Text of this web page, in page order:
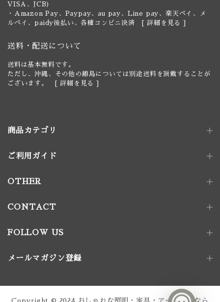
VISA、JCB)
・Amazon Pay、Paypay、au pay、Line pay、楽天ペイ、メ
ルペイ、paidy後払い、各種コンビニ決済 [ 詳細を見る ]
送料・配送について
送料は基本無料です。
ただし、沖縄、その他の離島については別途送料を頂戴することが
ございます。 [ 詳細を見る ]
商品カテゴリ
照明器具
ペンダントライト｜多灯
ご利用ガイド
OTHER
CONTACT
FOLLOW US
メールマガジン登録
Copyright © 2024 おしゃれな照明・家具・アート通販なら